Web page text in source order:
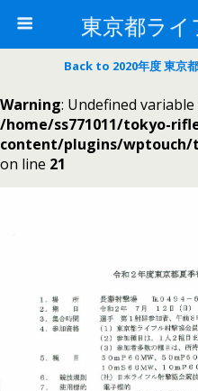
東京都ラ
Back to 2020年度 東京
Warning: Undefined variable
/home/ss771011/tokyo-
content/plugins/
on line 21